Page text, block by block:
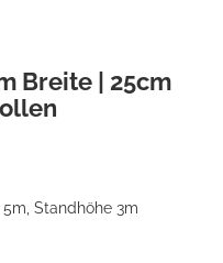
Breite | 25cm
Standhöhe 3m